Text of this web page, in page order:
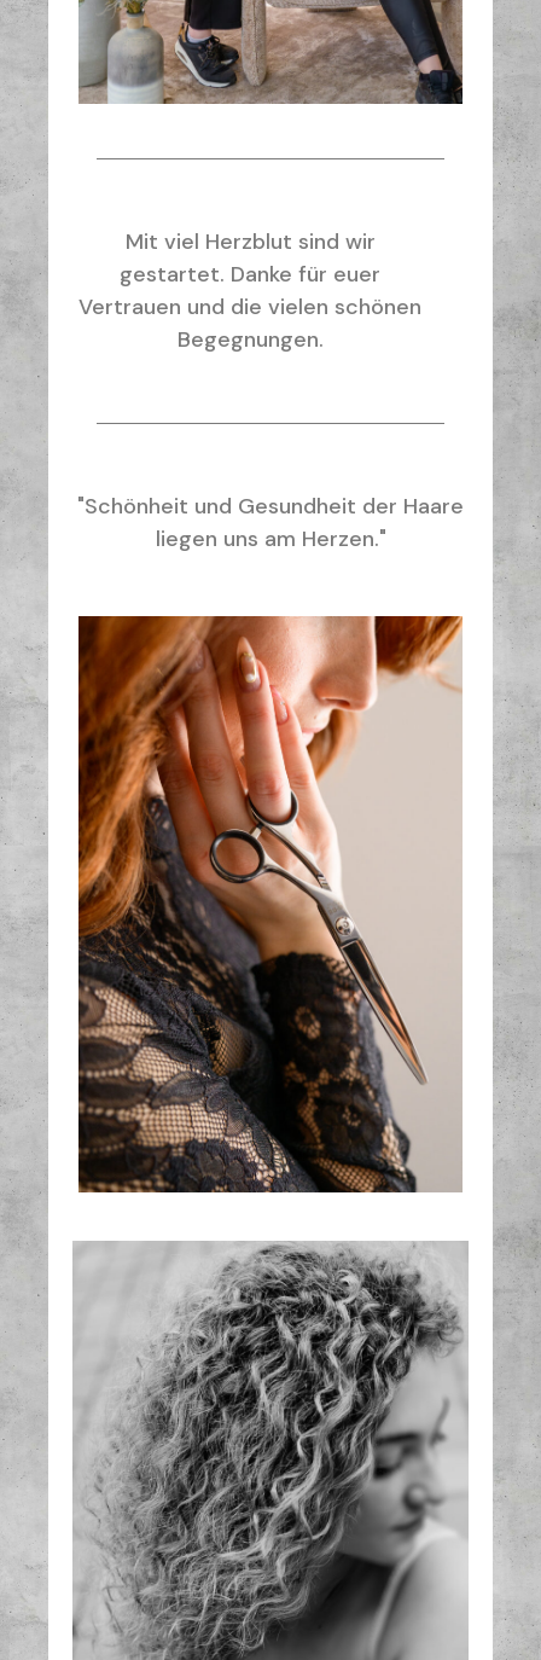
Mit viel Herzblut sind wir
gestartet. Danke für euer
Vertrauen und die vielen schönen
Begegnungen.
"Schönheit und Gesundheit der Haare
liegen uns am Herzen."